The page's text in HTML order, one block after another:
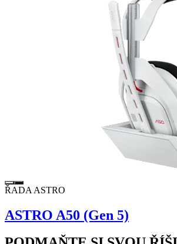
ŘADA ASTRO
ASTRO A50 (Gen 5)